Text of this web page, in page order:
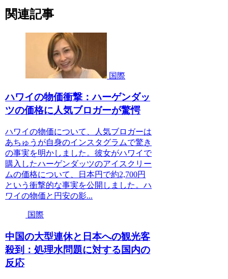
関連記事
国際
ハワイの物価衝撃：ハーゲンダッ
ツの価格に人気ブロガーが驚愕
ハワイの物価について、人気ブロガーは
あちゅうが自身のインスタグラムで驚き
の事実を明かしました。彼女がハワイで
購入したハーゲンダッツのアイスクリー
ムの価格について、日本円で約2,700円
という衝撃的な事実を公開しました。ハ
ワイの物価と円安の影...
国際
中国の大型連休と日本への観光客
殺到：処理水問題に対する国内の
反応